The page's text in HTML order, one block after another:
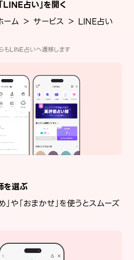
LINE占い」を開く
ーム ＞ サービス ＞ LINE占い
もLINE占いへ遷移します
を選ぶ
」や「おまかせ」を使うとスムーズ